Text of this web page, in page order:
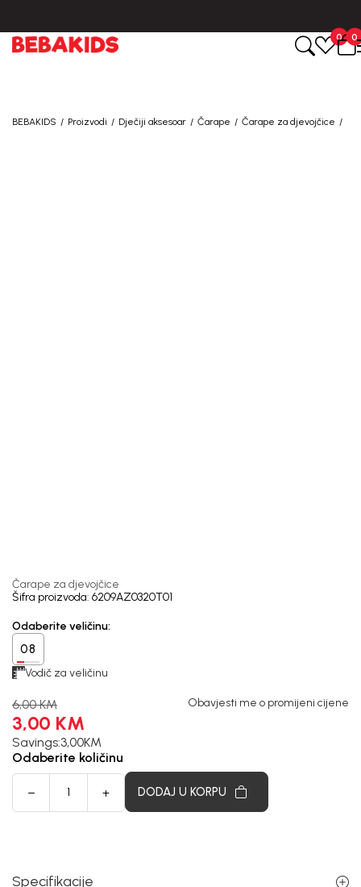
0
0
BEBAKIDS Proizvodi Dječiji aksesoar Čarape Čarape za djevojčice
Čarape za djevojčice
Šifra proizvoda: 6209AZ0320T01
Odaberite veličinu:
08
Vodič za veličinu
6,00 KM
3,00 KM
Savings:3,00KM
Obavjesti me o promijeni cijene
Odaberite količinu
DODAJ U KORPU
Specifikacije